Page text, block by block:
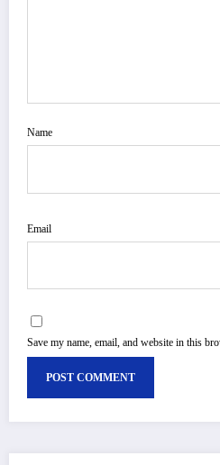
Name
Email
Save my name, email, and website in this